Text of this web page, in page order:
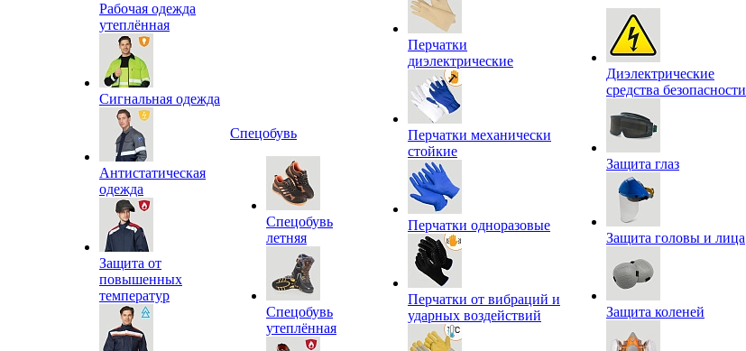
Рабочая одежда
утеплённая
Сигнальная одежда
Антистатическая
одежда
Защита от
повышенных
температур
Спецобувь
Спецобувь
летняя
Спецобувь
утеплённая
Перчатки
диэлектрические
Перчатки механически
стойкие
Перчатки одноразовые
Перчатки от вибраций и
ударных воздействий
Диэлектрические
средства безопасности
Защита глаз
Защита головы и лица
Защита коленей